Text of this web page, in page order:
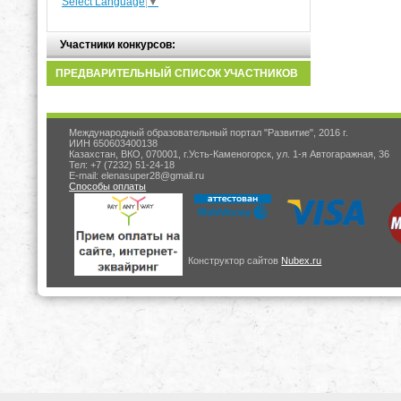
Участники конкурсов:
ПРЕДВАРИТЕЛЬНЫЙ СПИСОК УЧАСТНИКОВ
Международный образовательный портал "Развитие", 2016 г.
ИИН 650603400138
Казахстан, ВКО, 070001, г.Усть-Каменогорск, ул. 1-я Автогаражная, 36
Тел: +7 (7232) 51-24-18
E-mail: elenasuper28@gmail.ru
Способы оплаты
Конструктор сайтов Nubex.ru